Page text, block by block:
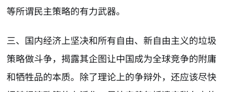
等所谓民主策略的有力武器。
三、国内经济上坚决和所有自由、新自由主义的垃圾
策略做斗争，揭露其企图让中国成为全球竞争的附庸
和牺牲品的本质。除了理论上的争辩外，还应该尽快